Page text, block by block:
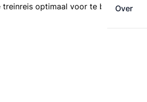
Over
treinreis optimaal voor te bereiden.